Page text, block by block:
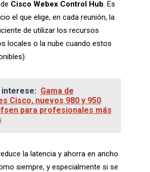
Cisco Webex Control Hub. Es
el que elige, en cada reunión, la
de utilizar los recursos
locales o la nube cuando estos
interese: Gama de
Cisco, nuevos 980 y 950
para profesionales más
la latencia y ahorra en ancho
siempre, y especialmente si se